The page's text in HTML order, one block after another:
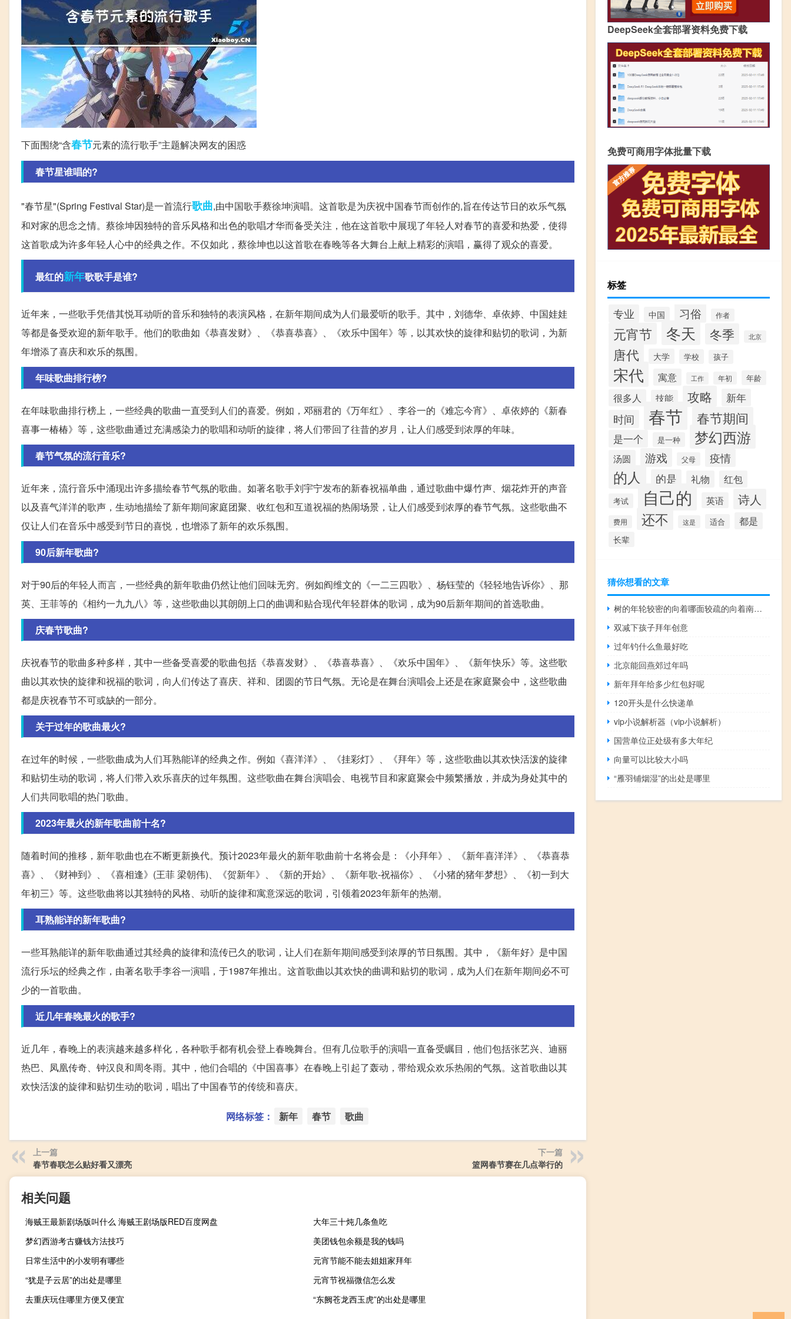
下面围绕“含春节元素的流行歌手”主题解决网友的困惑
春节星谁唱的?
"春节星"(Spring Festival Star)是一首流行歌曲,由中国歌手蔡徐坤演唱。这首歌是为庆祝中国春节而创作的,旨在传达节日的欢乐气氛
和对家的思念之情。蔡徐坤因独特的音乐风格和出色的歌唱才华而备受关注，他在这首歌中展现了年轻人对春节的喜爱和热爱，使得
这首歌成为许多年轻人心中的经典之作。不仅如此，蔡徐坤也以这首歌在春晚等各大舞台上献上精彩的演唱，赢得了观众的喜爱。
最红的新年歌歌手是谁?
近年来，一些歌手凭借其悦耳动听的音乐和独特的表演风格，在新年期间成为人们最爱听的歌手。其中，刘德华、卓依婷、中国娃娃
等都是备受欢迎的新年歌手。他们的歌曲如《恭喜发财》、《恭喜恭喜》、《欢乐中国年》等，以其欢快的旋律和贴切的歌词，为新
年增添了喜庆和欢乐的氛围。
年味歌曲排行榜?
在年味歌曲排行榜上，一些经典的歌曲一直受到人们的喜爱。例如，邓丽君的《万年红》、李谷一的《难忘今宵》、卓依婷的《新春
喜事一椿椿》等，这些歌曲通过充满感染力的歌唱和动听的旋律，将人们带回了往昔的岁月，让人们感受到浓厚的年味。
春节气氛的流行音乐?
近年来，流行音乐中涌现出许多描绘春节气氛的歌曲。如著名歌手刘宇宁发布的新春祝福单曲，通过歌曲中爆竹声、烟花炸开的声音
以及喜气洋洋的歌声，生动地描绘了新年期间家庭团聚、收红包和互道祝福的热闹场景，让人们感受到浓厚的春节气氛。这些歌曲不
仅让人们在音乐中感受到节日的喜悦，也增添了新年的欢乐氛围。
90后新年歌曲?
对于90后的年轻人而言，一些经典的新年歌曲仍然让他们回味无穷。例如阎维文的《一二三四歌》、杨钰莹的《轻轻地告诉你》、那
英、王菲等的《相约一九九八》等，这些歌曲以其朗朗上口的曲调和贴合现代年轻群体的歌词，成为90后新年期间的首选歌曲。
庆春节歌曲?
庆祝春节的歌曲多种多样，其中一些备受喜爱的歌曲包括《恭喜发财》、《恭喜恭喜》、《欢乐中国年》、《新年快乐》等。这些歌
曲以其欢快的旋律和祝福的歌词，向人们传达了喜庆、祥和、团圆的节日气氛。无论是在舞台演唱会上还是在家庭聚会中，这些歌曲
都是庆祝春节不可或缺的一部分。
关于过年的歌曲最火?
在过年的时候，一些歌曲成为人们耳熟能详的经典之作。例如《喜洋洋》、《挂彩灯》、《拜年》等，这些歌曲以其欢快活泼的旋律
和贴切生动的歌词，将人们带入欢乐喜庆的过年氛围。这些歌曲在舞台演唱会、电视节目和家庭聚会中频繁播放，并成为身处其中的
人们共同歌唱的热门歌曲。
2023年最火的新年歌曲前十名?
随着时间的推移，新年歌曲也在不断更新换代。预计2023年最火的新年歌曲前十名将会是：《小拜年》、《新年喜洋洋》、《恭喜恭
喜》、《财神到》、《喜相逢》(王菲 梁朝伟)、《贺新年》、《新的开始》、《新年歌-祝福你》、《小猪的猪年梦想》、《初一到大
年初三》等。这些歌曲将以其独特的风格、动听的旋律和寓意深远的歌词，引领着2023年新年的热潮。
耳熟能详的新年歌曲?
一些耳熟能详的新年歌曲通过其经典的旋律和流传已久的歌词，让人们在新年期间感受到浓厚的节日氛围。其中，《新年好》是中国
流行乐坛的经典之作，由著名歌手李谷一演唱，于1987年推出。这首歌曲以其欢快的曲调和贴切的歌词，成为人们在新年期间必不可
少的一首歌曲。
近几年春晚最火的歌手?
近几年，春晚上的表演越来越多样化，各种歌手都有机会登上春晚舞台。但有几位歌手的演唱一直备受瞩目，他们包括张艺兴、迪丽
热巴、凤凰传奇、钟汉良和周冬雨。其中，他们合唱的《中国喜事》在春晚上引起了轰动，带给观众欢乐热闹的气氛。这首歌曲以其
欢快活泼的旋律和贴切生动的歌词，唱出了中国春节的传统和喜庆。
网络标签： 新年 春节 歌曲
上一篇
春节春联怎么贴好看又漂亮
下一篇
篮网春节赛在几点举行的
相关问题
海贼王最新剧场版叫什么 海贼王剧场版RED百度网盘
大年三十炖几条鱼吃
梦幻西游考古赚钱方法技巧
美团钱包余额是我的钱吗
日常生活中的小发明有哪些
元宵节能不能去姐姐家拜年
“犹是子云居”的出处是哪里
元宵节祝福微信怎么发
去重庆玩住哪里方便又便宜
“东阙苍龙西玉虎”的出处是哪里
DeepSeek全套部署资料免费下载
免费可商用字体批量下载
标签
专业 中国 习俗 作者
元宵节 冬天 冬季 北京
唐代 大学 学校 孩子
宋代 寓意 工作 年初 年龄
很多人 技能 攻略 新年
时间 春节 春节期间
是一个 是一种 梦幻西游
汤圆 游戏 父母 疫情
的人 的是 礼物 红包
考试 自己的 英语 诗人
费用 还不 这是 适合 都是
长辈
猜你想看的文章
树的年轮较密的向着哪面较疏的向着南面（树的年轮较密的向着哪面）
双减下孩子拜年创意
过年钓什么鱼最好吃
北京能回燕郊过年吗
新年拜年给多少红包好呢
120开头是什么快递单
vip小说解析器（vip小说解析）
国营单位正处级有多大年纪
向量可以比较大小吗
“雁羽铺烟湿”的出处是哪里